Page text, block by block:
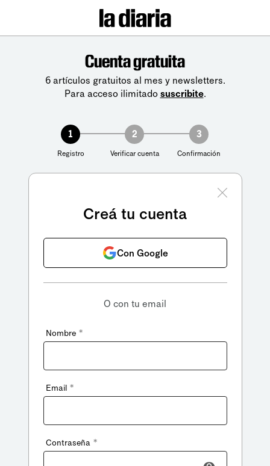
Cuenta gratuita
6 artículos gratuitos al mes y newsletters.
Para acceso ilimitado suscribite.
1
Registro
2
Verificar cuenta
3
Confirmación
Creá tu cuenta
Con Google
O con tu email
Nombre *
Email *
Contraseña *